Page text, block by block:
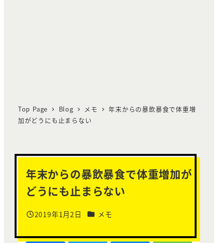
Top Page Blog メモ
年末からの暴飲暴食で体重増
加がどうにも止まらない
年末からの暴飲暴食で体重増加が
どうにも止まらない
投稿日
2019年1月2日 カテゴリー
メモ